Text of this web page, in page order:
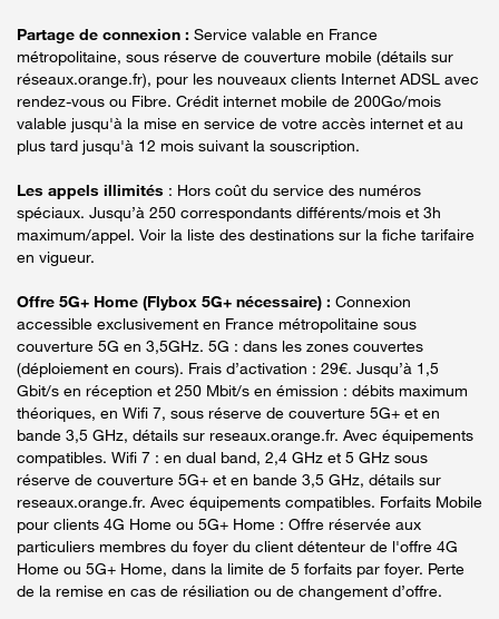
Partage de connexion : Service valable en France
métropolitaine, sous réserve de couverture mobile (détails sur
réseaux.orange.fr), pour les nouveaux clients Internet ADSL avec
rendez-vous ou Fibre. Crédit internet mobile de 200Go/mois
valable jusqu'à la mise en service de votre accès internet et au
plus tard jusqu'à 12 mois suivant la souscription.
Les appels illimités : Hors coût du service des numéros
spéciaux. Jusqu’à 250 correspondants différents/mois et 3h
maximum/appel. Voir la liste des destinations sur la fiche tarifaire
en vigueur.
Offre 5G+ Home (Flybox 5G+ nécessaire) : Connexion
accessible exclusivement en France métropolitaine sous
couverture 5G en 3,5GHz. 5G : dans les zones couvertes
(déploiement en cours). Frais d’activation : 29€. Jusqu’à 1,5
Gbit/s en réception et 250 Mbit/s en émission : débits maximum
théoriques, en Wifi 7, sous réserve de couverture 5G+ et en
bande 3,5 GHz, détails sur reseaux.orange.fr. Avec équipements
compatibles. Wifi 7 : en dual band, 2,4 GHz et 5 GHz sous
réserve de couverture 5G+ et en bande 3,5 GHz, détails sur
reseaux.orange.fr. Avec équipements compatibles. Forfaits Mobile
pour clients 4G Home ou 5G+ Home : Offre réservée aux
particuliers membres du foyer du client détenteur de l'offre 4G
Home ou 5G+ Home, dans la limite de 5 forfaits par foyer. Perte
de la remise en cas de résiliation ou de changement d’offre.